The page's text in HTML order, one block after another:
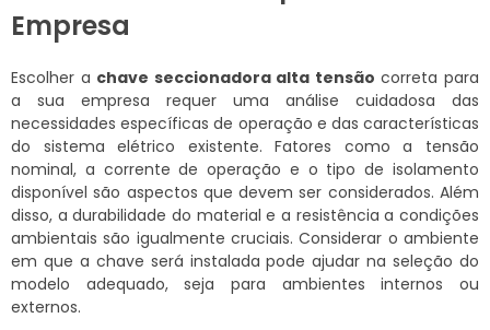
Empresa
Escolher a chave seccionadora alta tensão correta para
a sua empresa requer uma análise cuidadosa das
necessidades específicas de operação e das características
do sistema elétrico existente. Fatores como a tensão
nominal, a corrente de operação e o tipo de isolamento
disponível são aspectos que devem ser considerados. Além
disso, a durabilidade do material e a resistência a condições
ambientais são igualmente cruciais. Considerar o ambiente
em que a chave será instalada pode ajudar na seleção do
modelo adequado, seja para ambientes internos ou
externos.